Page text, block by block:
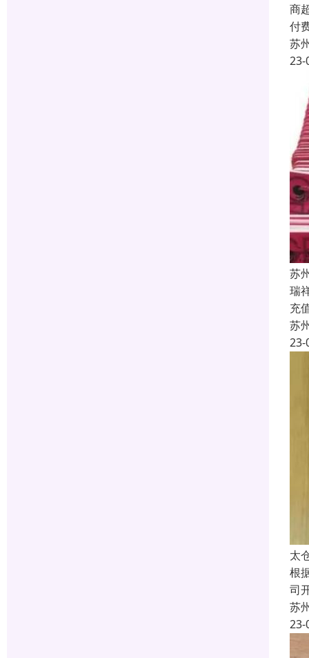
商
付
苏
23-
苏
瑞
充
苏
23-
太
根
司
苏
23-